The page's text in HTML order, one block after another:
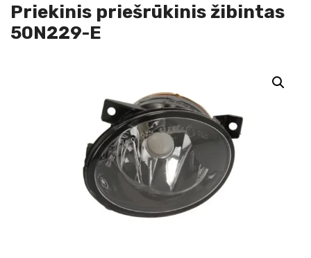
Priekinis priešrūkinis žibintas
50N229-E